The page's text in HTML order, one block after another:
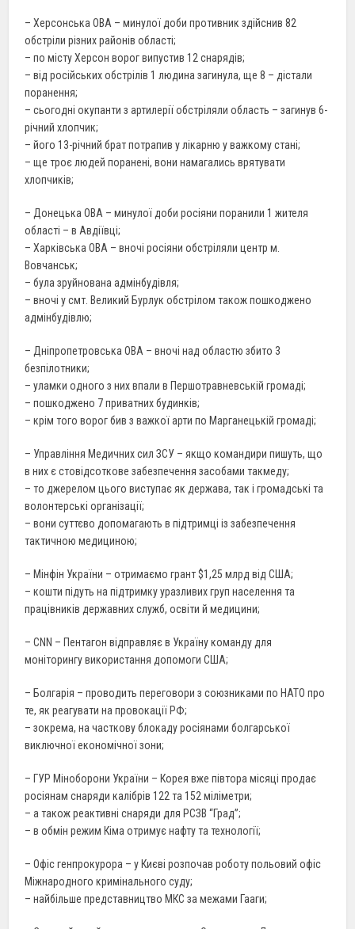
– Херсонська ОВА – минулої доби противник здійснив 82
обстріли різних районів області;
– по місту Херсон ворог випустив 12 снарядів;
– від російських обстрілів 1 людина загинула, ще 8 – дістали
поранення;
– сьогодні окупанти з артилерії обстріляли область – загинув 6-
річний хлопчик;
– його 13-річний брат потрапив у лікарню у важкому стані;
– ще троє людей поранені, вони намагались врятувати
хлопчиків;
– Донецька ОВА – минулої доби росіяни поранили 1 жителя
області – в Авдіївці;
– Харківська ОВА – вночі росіяни обстріляли центр м.
Вовчанськ;
– була зруйнована адмінбудівля;
– вночі у смт. Великий Бурлук обстрілом також пошкоджено
адмінбудівлю;
– Дніпропетровська ОВА – вночі над областю збито 3
безпілотники;
– уламки одного з них впали в Першотравневській громаді;
– пошкоджено 7 приватних будинків;
– крім того ворог бив з важкої арти по Марганецькій громаді;
– Управління Медичних сил ЗСУ – якщо командири пишуть, що
в них є стовідсоткове забезпечення засобами такмеду;
– то джерелом цього виступає як держава, так і громадські та
волонтерські організації;
– вони суттєво допомагають в підтримці із забезпечення
тактичною медициною;
– Мінфін України – отримаємо грант $1,25 млрд від США;
– кошти підуть на підтримку уразливих груп населення та
працівників державних служб, освіти й медицини;
– CNN – Пентагон відправляє в Україну команду для
моніторингу використання допомоги США;
– Болгарія – проводить переговори з союзниками по НАТО про
те, як реагувати на провокації РФ;
– зокрема, на часткову блокаду росіянами болгарської
виключної економічної зони;
– ГУР Міноборони України – Корея вже півтора місяці продає
росіянам снаряди калібрів 122 та 152 міліметри;
– а також реактивні снаряди для РСЗВ “Град”;
– в обмін режим Кіма отримує нафту та технології;
– Офіс генпрокурора – у Києві розпочав роботу польовий офіс
Міжнародного кримінального суду;
– найбільше представництво МКС за межами Гааги;